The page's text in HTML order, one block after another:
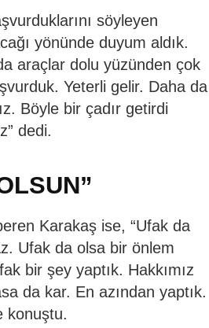
söyleyen
yönünde duyum aldık.
araçlar dolu yüzünden çok
Yeterli gelir. Daha da
Böyle bir çadır getirdi
dedi.
Karakaş ise, “Ufak da
Ufak da olsa bir önlem
bir şey yaptık. Hakkımız
da kar. En azından yaptık.
konuştu.